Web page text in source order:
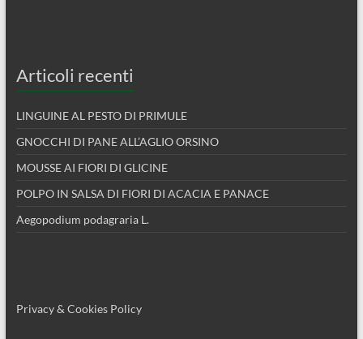
Articoli recenti
LINGUINE AL PESTO DI PRIMULE
GNOCCHI DI PANE ALL’AGLIO ORSINO
MOUSSE AI FIORI DI GLICINE
POLPO IN SALSA DI FIORI DI ACACIA E PANACE
Aegopodium podagraria L.
Privacy & Cookies Policy